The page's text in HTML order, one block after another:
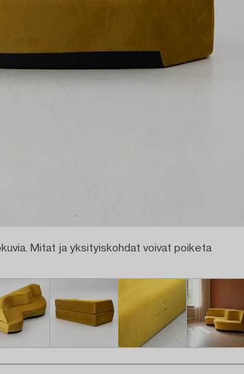
Mitat ja yksityiskohdat voivat poiketa